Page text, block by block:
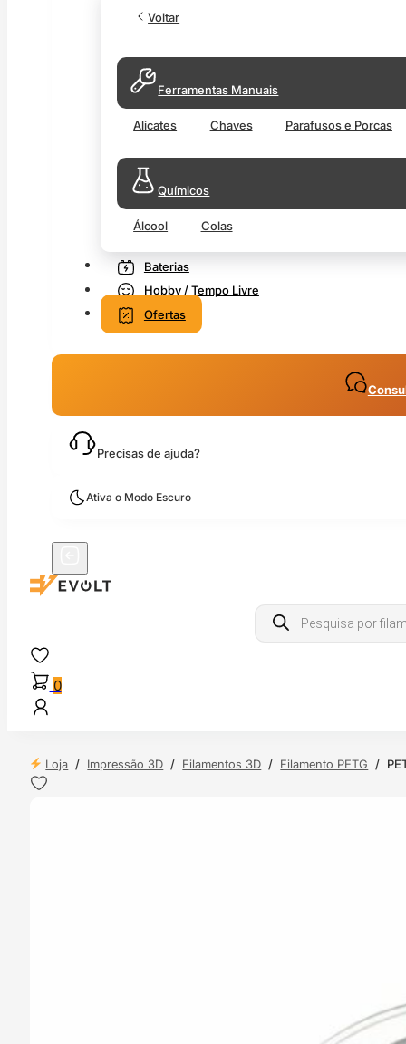
Voltar
Ferramentas Manuais
Alicates Chaves Parafusos e Porcas
Químicos
Álcool Colas
Baterias
Hobby / Tempo Livre
Ofertas
Precisas de ajuda?
Ativa o Modo Escuro
Products
search
0
Loja / Impressão 3D / Filamentos 3D / Filamento PETG /